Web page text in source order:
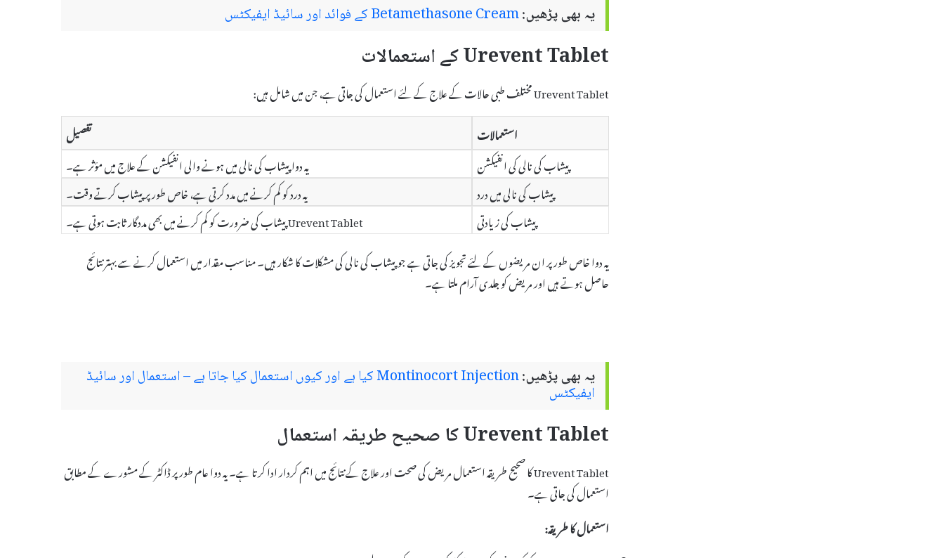
یہ بھی پڑھیں:Betamethasone Cream کے فوائد اور سائیڈ ایفیکٹس
Urevent Tablet کے استعمالات
Urevent Tablet مختلف طبی حالات کے علاج کے لئے استعمال کی جاتی ہے، جن میں شامل ہیں:
استعمالات
تفصیل
پیشاب کی نالی کی انفیکشن
یہ دوا پیشاب کی نالی میں ہونے والی انفیکشن کے علاج میں مؤثر ہے۔
پیشاب کی نالی میں درد
یہ درد کو کم کرنے میں مدد کرتی ہے، خاص طور پر پیشاب کرتے وقت۔
پیشاب کی زیادتی
Urevent Tablet پیشاب کی ضرورت کو کم کرنے میں بھی مددگار ثابت ہوتی ہے۔
یہ دوا خاص طور پر ان مریضوں کے لئے تجویز کی جاتی ہے جو پیشاب کی نالی کی مشکلات کا شکار ہیں۔ مناسب مقدار میں استعمال کرنے سے بہتر نتائج
حاصل ہوتے ہیں اور مریض کو جلدی آرام ملتا ہے۔
یہ بھی پڑھیں: Montinocort Injection کیا ہے اور کیوں استعمال کیا جاتا ہے – استعمال اور سائیڈ
ایفیکٹس
Urevent Tablet کا صحیح طریقہ استعمال
Urevent Tablet کا صحیح طریقہ استعمال مریض کی صحت اور علاج کے نتائج میں اہم کردار ادا کرتا ہے۔ یہ دوا عام طور پر ڈاکٹر کے مشورے کے مطابق
استعمال کی جاتی ہے۔
استعمال کا طریقہ: